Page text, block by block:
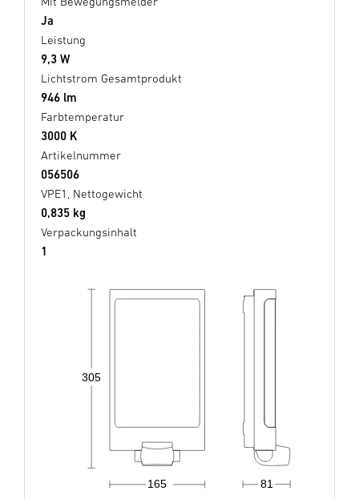
Ja
Leistung
9,3 W
Lichtstrom Gesamtprodukt
946 lm
Farbtemperatur
3000 K
Artikelnummer
056506
VPE1, Nettogewicht
0,835 kg
Verpackungsinhalt
1
165 81
305